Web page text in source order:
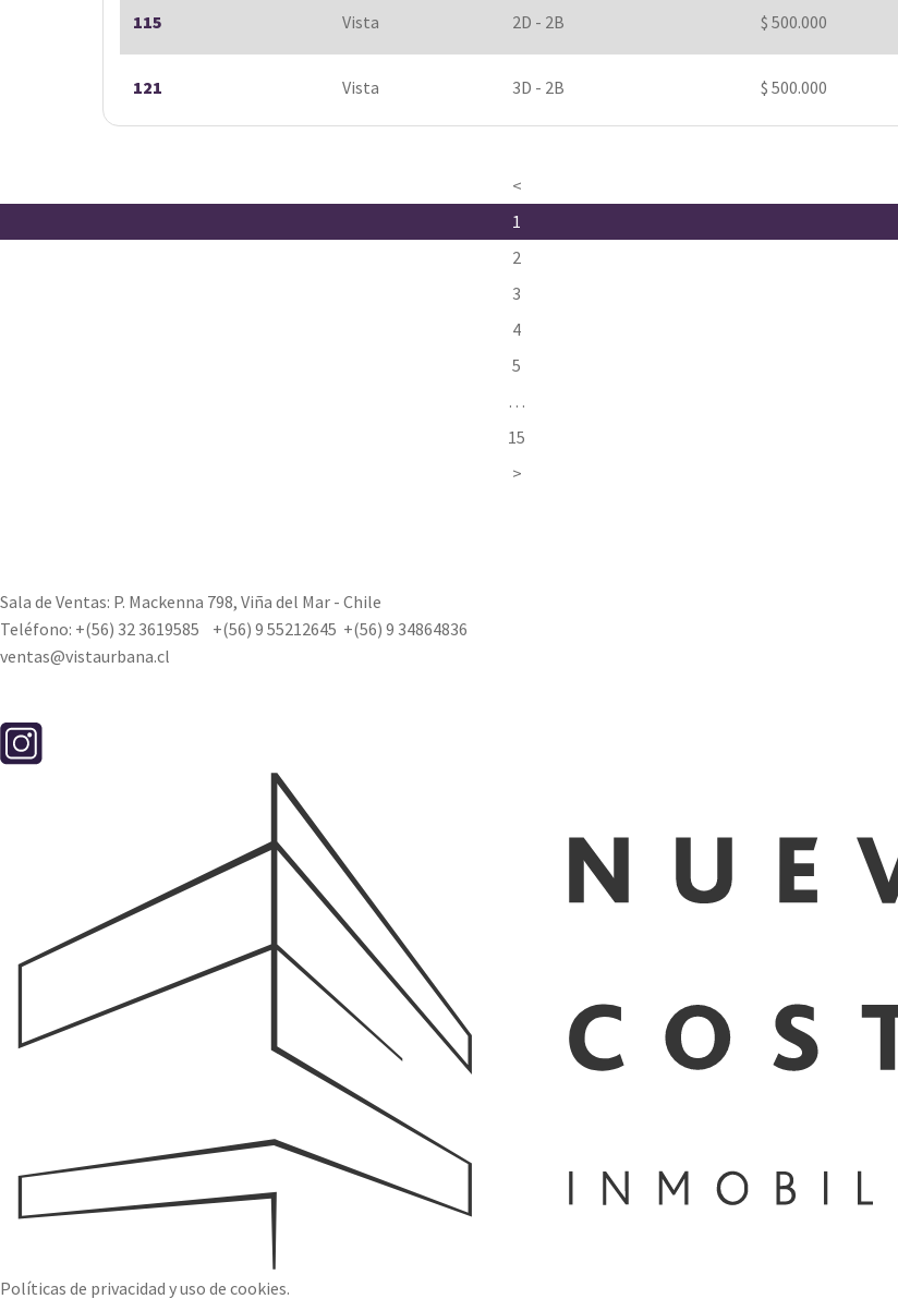
115 Vista 2D - 2B $ 500.000
121 Vista 3D - 2B $ 500.000
<
1
2
3
4
5
…
15
>
Sala de Ventas: P. Mackenna 798, Viña del Mar - Chile
Teléfono: +(56) 32 3619585 +(56) 9 55212645 +(56) 9 34864836
ventas@vistaurbana.cl
Políticas de privacidad y uso de cookies.